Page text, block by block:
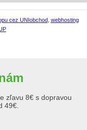
cez UNIobchod, webhosting
zľavu 8€ s dopravou
49€.